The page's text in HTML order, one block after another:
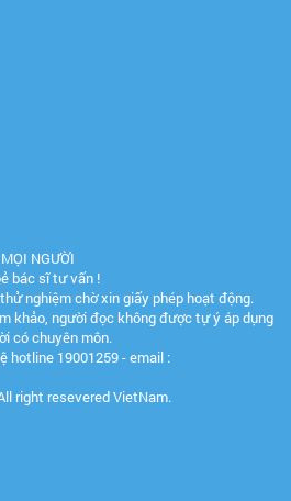
NGƯỜI
bác sĩ tư vấn !
nghiệm chờ xin giấy phép hoạt động.
khảo, người đọc không được tự ý áp dụng
có chuyên môn.
hotline 19001259 - email :
right resevered VietNam.